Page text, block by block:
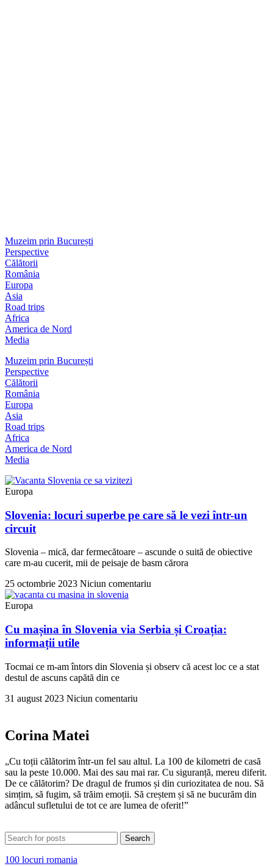
Muzeim prin București
Perspective
Călătorii
România
Europa
Asia
Road trips
Africa
America de Nord
Media
Muzeim prin București
Perspective
Călătorii
România
Europa
Asia
Road trips
Africa
America de Nord
Media
Europa
Slovenia: locuri superbe pe care să le vezi într-un
circuit
Slovenia – mică, dar fermecătoare – ascunde o suită de obiective
care m-au cucerit, mii de peisaje de basm cărora
25 octombrie 2023 Niciun comentariu
Europa
Cu mașina în Slovenia via Serbia și Croația:
informații utile
Tocmai ce m-am întors din Slovenia și observ că acest loc ce a stat
destul de ascuns capătă din ce
31 august 2023 Niciun comentariu
Corina Matei
„Cu toții călătorim într-un fel sau altul. La 100 de kilometri de casă
sau la peste 10.000. Mai des sau mai rar. Cu siguranță, mereu diferit.
De ce călătorim? De dragul de frumos și din curiozitatea de nou. Să
simțim, să fugim, să trăim emoții. Să creștem și să ne bucurăm din
adâncul sufletului de tot ce are lumea de oferit!”
Search
100 locuri romania